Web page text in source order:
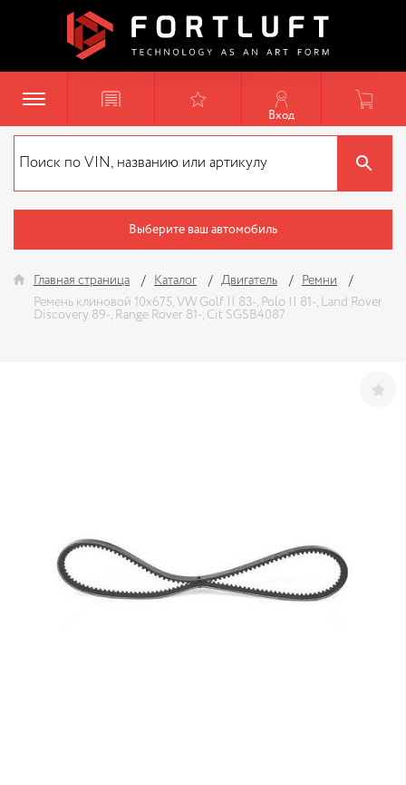
Вход
Выберите ваш автомобиль
Главная страница Каталог Двигатель
Ремни
Ремень клиновой 10x675, VW Golf II 83-, Polo II 81-, Land Rover
Discovery 89-, Range Rover 81-, Cit SGSB4087